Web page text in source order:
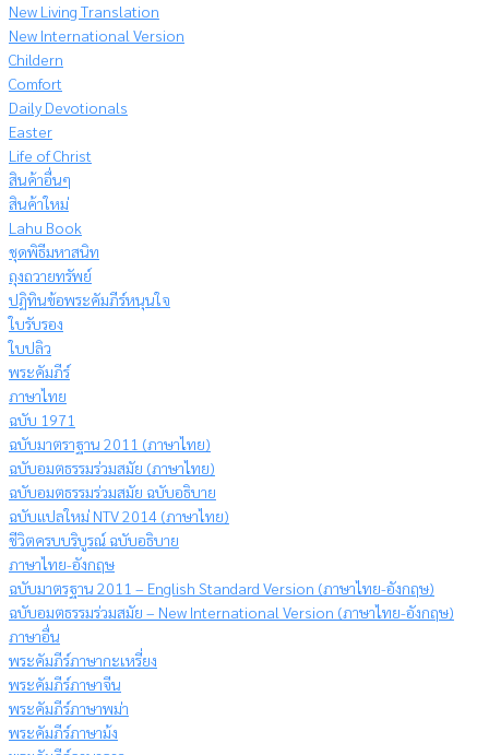
New Living Translation
New International Version
Childern
Comfort
Daily Devotionals
Easter
Life of Christ
สินค้าอื่นๆ
สินค้าใหม่
Lahu Book
ชุดพิธีมหาสนิท
ถุงถวายทรัพย์
ปฏิทินข้อพระคัมภีร์หนุนใจ
ใบรับรอง
ใบปลิว
พระคัมภีร์
ภาษาไทย
ฉบับ 1971
ฉบับมาตราฐาน 2011 (ภาษาไทย)
ฉบับอมตธรรมร่วมสมัย (ภาษาไทย)
ฉบับอมตธรรมร่วมสมัย ฉบับอธิบาย
ฉบับแปลใหม่ NTV 2014 (ภาษาไทย)
ชีวิตครบบริบูรณ์ ฉบับอธิบาย
ภาษาไทย-อังกฤษ
ฉบับมาตรฐาน 2011 – English Standard Version (ภาษาไทย-อังกฤษ)
ฉบับอมตธรรมร่วมสมัย – New International Version (ภาษาไทย-อังกฤษ)
ภาษาอื่น
พระคัมภีร์ภาษากะเหรี่ยง
พระคัมภีร์ภาษาจีน
พระคัมภีร์ภาษาพม่า
พระคัมภีร์ภาษาม้ง